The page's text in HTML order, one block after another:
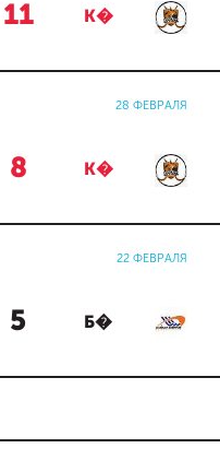
11 К�
28 ФЕВРАЛЯ
8 К�
22 ФЕВРАЛЯ
5 Б�